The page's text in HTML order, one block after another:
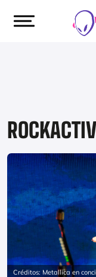
Créditos: Metallica en